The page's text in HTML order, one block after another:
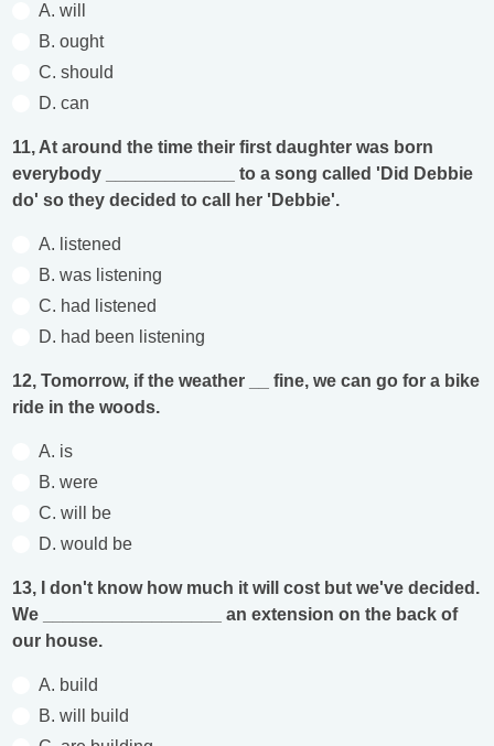
A. will
B. ought
C. should
D. can
11, At around the time their first daughter was born
everybody _____________ to a song called 'Did Debbie
do' so they decided to call her 'Debbie'.
A. listened
B. was listening
C. had listened
D. had been listening
12, Tomorrow, if the weather __ fine, we can go for a bike
ride in the woods.
A. is
B. were
C. will be
D. would be
13, I don't know how much it will cost but we've decided.
We __________________ an extension on the back of
our house.
A. build
B. will build